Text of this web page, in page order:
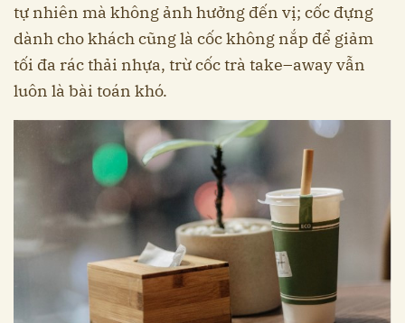
tự nhiên mà không ảnh hưởng đến vị; cốc đựng
dành cho khách cũng là cốc không nắp để giảm
tối đa rác thải nhựa, trừ cốc trà take–away vẫn
luôn là bài toán khó.